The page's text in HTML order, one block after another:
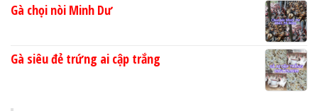
Gà chọi nòi Minh Dư
Gà siêu đẻ trứng ai cập trắng